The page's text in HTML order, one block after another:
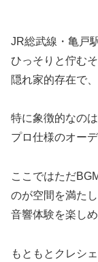
JR総武線・亀戸
ひっそりと佇む
隠れ家的存在で
特に象徴的なの
プロ仕様のオー
ここではただ
のが空間を満た
音響体験を楽しめ
もともとクレシェ